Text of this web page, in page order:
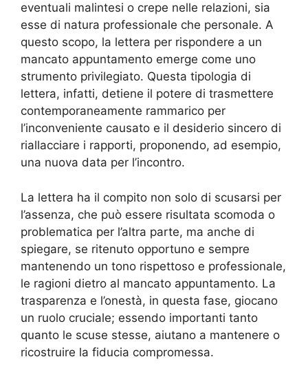
eventuali malintesi o crepe nelle relazioni, sia
esse di natura professionale che personale. A
questo scopo, la lettera per rispondere a un
mancato appuntamento emerge come uno
strumento privilegiato. Questa tipologia di
lettera, infatti, detiene il potere di trasmettere
contemporaneamente rammarico per
l’inconveniente causato e il desiderio sincero di
riallacciare i rapporti, proponendo, ad esempio,
una nuova data per l’incontro.
La lettera ha il compito non solo di scusarsi per
l’assenza, che può essere risultata scomoda o
problematica per l’altra parte, ma anche di
spiegare, se ritenuto opportuno e sempre
mantenendo un tono rispettoso e professionale,
le ragioni dietro al mancato appuntamento. La
trasparenza e l’onestà, in questa fase, giocano
un ruolo cruciale; essendo importanti tanto
quanto le scuse stesse, aiutano a mantenere o
ricostruire la fiducia compromessa.